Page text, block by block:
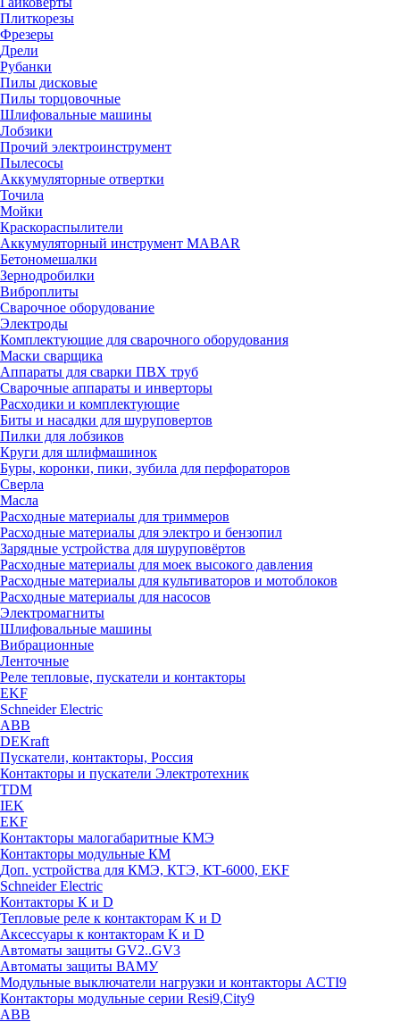
Плиткорезы
Фрезеры
Дрели
Рубанки
Пилы дисковые
Пилы торцовочные
Шлифовальные машины
Лобзики
Прочий электроинструмент
Пылесосы
Аккумуляторные отвертки
Точила
Мойки
Краскораспылители
Аккумуляторный инструмент MABAR
Бетономешалки
Зернодробилки
Виброплиты
Сварочное оборудование
Электроды
Комплектующие для сварочного оборудования
Маски сварщика
Аппараты для сварки ПВХ труб
Сварочные аппараты и инверторы
Расходики и комплектующие
Биты и насадки для шуруповертов
Пилки для лобзиков
Круги для шлифмашинок
Буры, коронки, пики, зубила для перфораторов
Сверла
Масла
Расходные материалы для триммеров
Расходные материалы для электро и бензопил
Зарядные устройства для шуруповёртов
Расходные материалы для моек высокого давления
Расходные материалы для культиваторов и мотоблоков
Расходные материалы для насосов
Электромагниты
Шлифовальные машины
Вибрационные
Ленточные
Реле тепловые, пускатели и контакторы
EKF
Schneider Electric
ABB
DEKraft
Пускатели, контакторы, Россия
Контакторы и пускатели Электротехник
TDM
IEK
EKF
Контакторы малогабаритные КМЭ
Контакторы модульные КМ
Доп. устройства для КМЭ, КТЭ, КТ-6000, EKF
Schneider Electric
Контакторы К и D
Тепловые реле к контакторам K и D
Аксессуары к контакторам K и D
Автоматы защиты GV2..GV3
Автоматы защиты ВАМУ
Модульные выключатели нагрузки и контакторы ACTI9
Контакторы модульные серии Resi9,City9
ABB